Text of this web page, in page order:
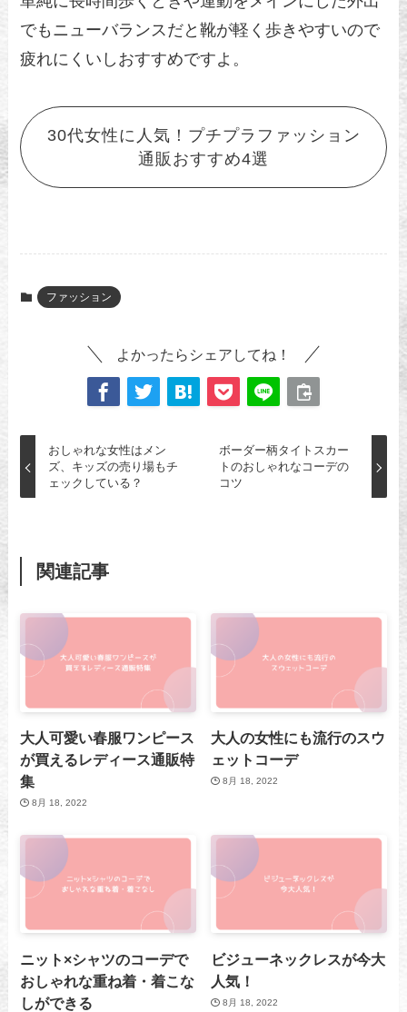
でもニューバランスだと靴が軽く歩きやすいので
疲れにくいしおすすめですよ。
30代女性に人気！プチプラファッション
通販おすすめ4選
ファッション
よかったらシェアしてね！
おしゃれな女性はメン
ズ、キッズの売り場もチ
ェックしている？
ボーダー柄タイトスカー
トのおしゃれなコーデの
コツ
関連記事
大人可愛い春服ワンピース
が買えるレディース通販特
集
8月 18, 2022
大人の女性にも流行のスウ
ェットコーデ
8月 18, 2022
ニット×シャツのコーデで
おしゃれな重ね着・着こな
しができる
ビジューネックレスが今大
人気！
8月 18, 2022